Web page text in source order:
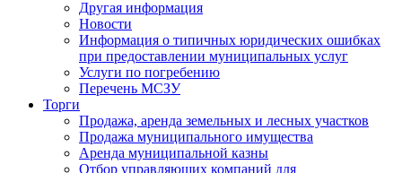
Другая информация
Новости
Информация о типичных юридических ошибках
при предоставлении муниципальных услуг
Услуги по погребению
Перечень МСЗУ
Торги
Продажа, аренда земельных и лесных участков
Продажа муниципального имущества
Аренда муниципальной казны
Отбор управляющих компаний для